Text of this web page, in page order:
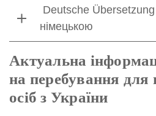
Deutsche
німецькою
Актуальна
на перебування для
осіб з України